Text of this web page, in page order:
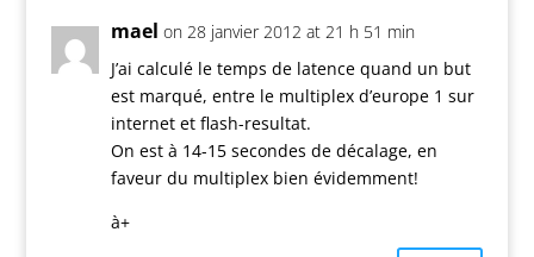
mael on 28 janvier 2012 at 21 h 51 min
J’ai calculé le temps de latence quand un but
est marqué, entre le multiplex d’europe 1 sur
internet et flash-resultat.
On est à 14-15 secondes de décalage, en
faveur du multiplex bien évidemment!
à+